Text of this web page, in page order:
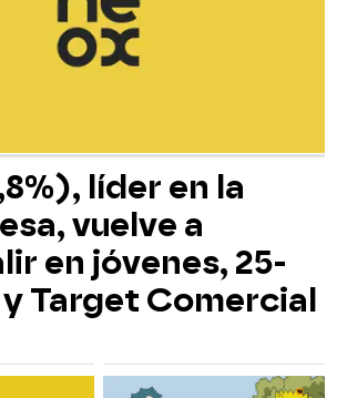
líder en la
vuelve a
en jóvenes, 25-
y Target Comercial